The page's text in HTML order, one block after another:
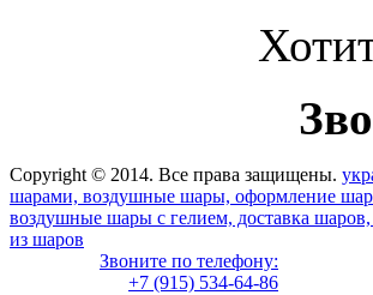
Copyright © 2014. Все права защищены.
шарами, воздушные шары, оформление
воздушные шары с гелием, доставка
из шаров
Звоните по телефону:
+7 (915) 534-64-86